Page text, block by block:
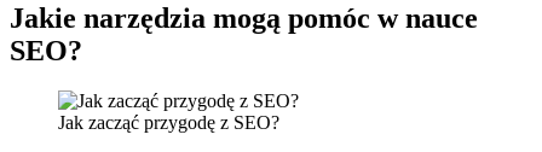
Jakie narzędzia mogą pomóc w nauce
SEO?
Jak zacząć przygodę z SEO?